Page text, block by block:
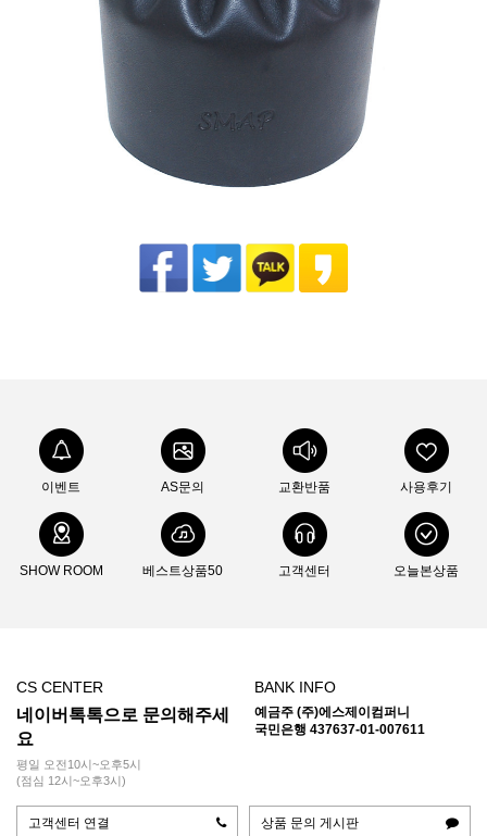
이벤트 AS문의 교환반품 사용후기
SHOW ROOM 베스트상품50 고객센터 오늘본상품
CS CENTER
네이버톡톡으로 문의해주세
요
평일 오전10시~오후5시
(점심 12시~오후3시)
BANK INFO
예금주 (주)에스제이컴퍼니
국민은행 437637-01-007611
고객센터 연결 상품 문의 게시판